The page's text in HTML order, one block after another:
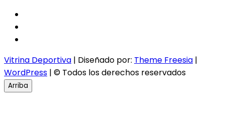
Vitrina Deportiva | Diseñado por: Theme Freesia |
WordPress | © Todos los derechos reservados
Arriba